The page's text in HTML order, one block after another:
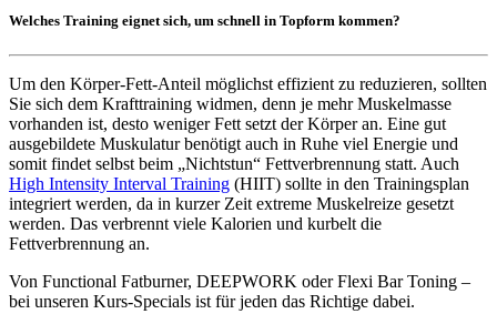
Welches Training eignet sich, um schnell in Topform kommen?
Um den Körper-Fett-Anteil möglichst effizient zu reduzieren, sollten
Sie sich dem Krafttraining widmen, denn je mehr Muskelmasse
vorhanden ist, desto weniger Fett setzt der Körper an. Eine gut
ausgebildete Muskulatur benötigt auch in Ruhe viel Energie und
somit findet selbst beim „Nichtstun“ Fettverbrennung statt. Auch
High Intensity Interval Training (HIIT) sollte in den Trainingsplan
integriert werden, da in kurzer Zeit extreme Muskelreize gesetzt
werden. Das verbrennt viele Kalorien und kurbelt die
Fettverbrennung an.
Von Functional Fatburner, DEEPWORK oder Flexi Bar Toning –
bei unseren Kurs-Specials ist für jeden das Richtige dabei.